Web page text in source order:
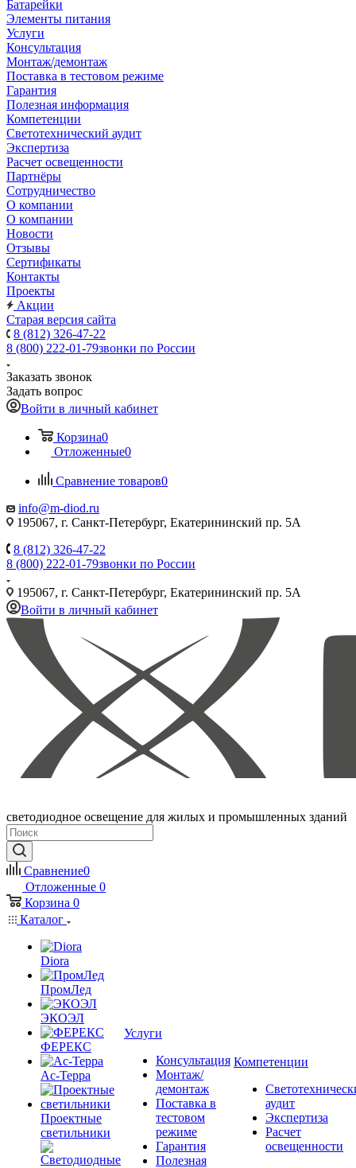
Батарейки
Элементы питания
Услуги
Консультация
Монтаж/демонтаж
Поставка в тестовом режиме
Гарантия
Полезная информация
Компетенции
Светотехнический аудит
Экспертиза
Расчет освещенности
Партнёры
Cотрудничество
О компании
О компании
Новости
Отзывы
Сертификаты
Контакты
Проекты
Акции
Старая версия сайта
8 (812) 326-47-22
8 (800) 222-01-79звонки по России
Заказать звонок
Задать вопрос
Войти в личный кабинет
Корзина0
Отложенные0
Сравнение товаров0
info@m-diod.ru
195067, г. Санкт-Петербург, Екатерининский пр. 5А
8 (812) 326-47-22
8 (800) 222-01-79звонки по России
195067, г. Санкт-Петербург, Екатерининский пр. 5А
Войти в личный кабинет
светодиодное освещение для жилых и промышленных зданий
Сравнение0
Отложенные 0
Корзина 0
Каталог
Diora
ПромЛед
ЭКОЭЛ
ФЕРЕКС
Ас-Терра
Проектные
светильники
Услуги
Консультация
Монтаж/
демонтаж
Поставка в
тестовом
режиме
Гарантия
Полезная
Компетенции
аудит
Экспертиза
Расчет
освещенности